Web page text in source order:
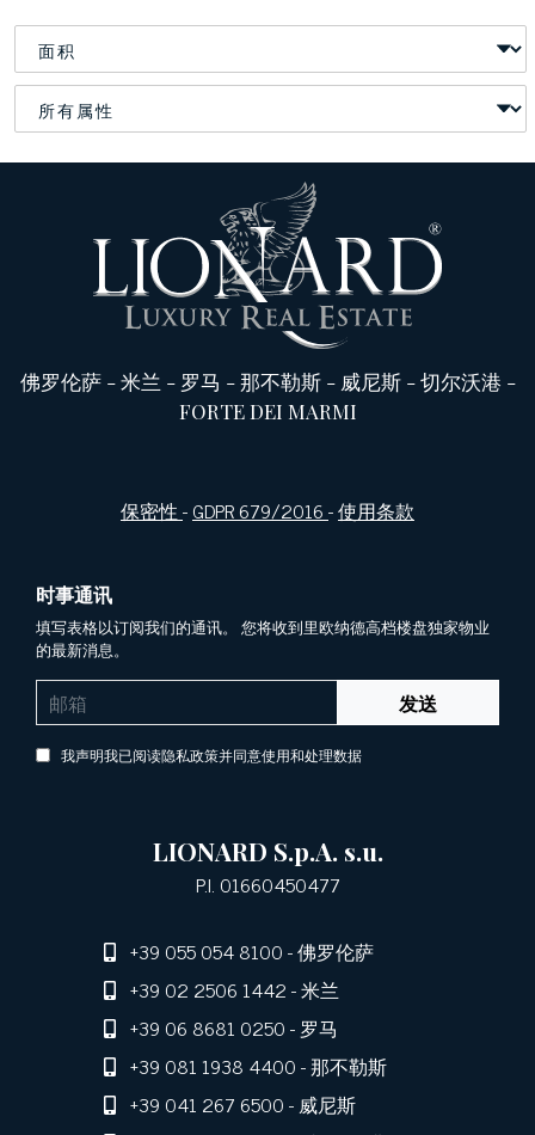
佛罗伦萨-米兰 - 罗马 -那不勒斯- 威尼斯-切尔沃港 -
FORTE DEI MARMI
保密性-GDPR 679/2016-使用条款
时事通讯
填写表格以订阅我们的通讯。 您将收到里欧纳德高档楼盘独家物业
的最新消息。
发送
我声明我已阅读隐私政策并同意使用和处理数据
LIONARD S.p.A. s.u.
P.I. 01660450477
+39 055 054 8100- 佛罗伦萨
+39 02 2506 1442- 米兰
+39 06 8681 0250- 罗马
+39 081 1938 4400- 那不勒斯
+39 041 267 6500- 威尼斯